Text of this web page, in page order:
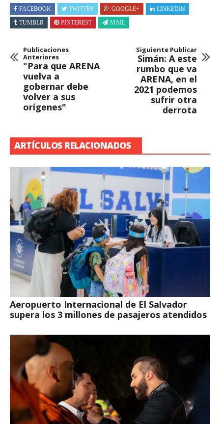
FACEBOOK TWITTER GOOGLE+
LINKEDIN
TUMBLR
PINTEREST MAIL
Publicaciones
Anteriores
"Para que ARENA
vuelva a
gobernar debe
volver a sus
orígenes"
Siguiente Publicar
Simán: A este
rumbo que va
ARENA, en el
2021 podemos
sufrir otra
derrota
ARTÍCULOS RELACIONADOS
Aeropuerto Internacional de El Salvador
supera los 3 millones de pasajeros atendidos